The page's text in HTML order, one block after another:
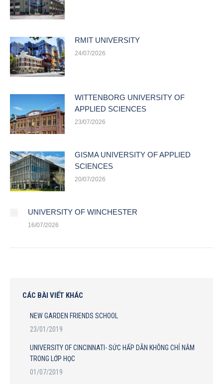
RMIT UNIVERSITY
24/07/2026
WITTENBORG UNIVERSITY OF
APPLIED SCIENCES
23/07/2026
GISMA UNIVERSITY OF APPLIED
SCIENCES
20/07/2026
UNIVERSITY OF WINCHESTER
16/07/2026
CÁC BÀI VIẾT KHÁC
NEW GARDEN FRIENDS SCHOOL
23/01/2019
UNIVERSITY OF CINCINNATI- SỨC HẤP DẪN KHÔNG CHỈ NẰM
TRONG LỚP HỌC
01/07/2019